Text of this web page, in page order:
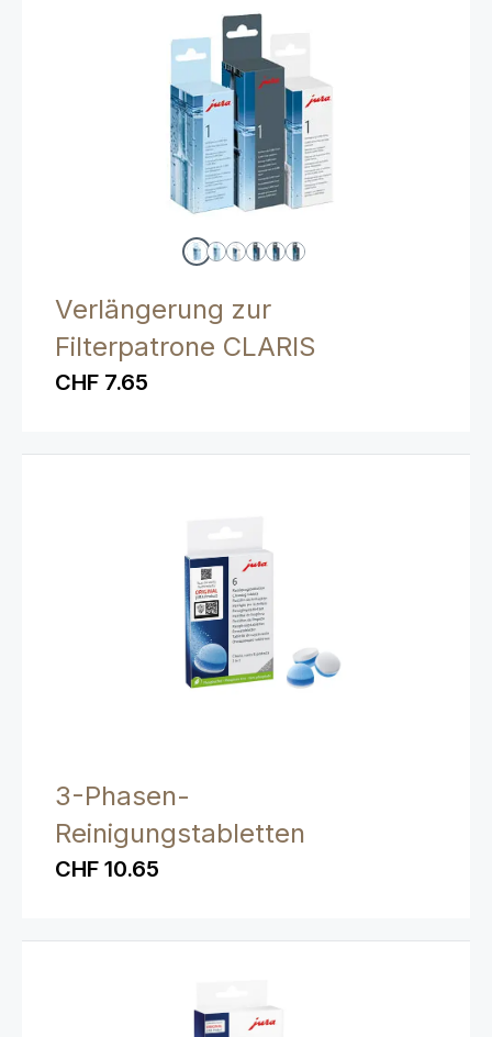
Verlängerung zur
Filterpatrone CLARIS
CHF 7.65
3-Phasen-
Reinigungstabletten
CHF 10.65